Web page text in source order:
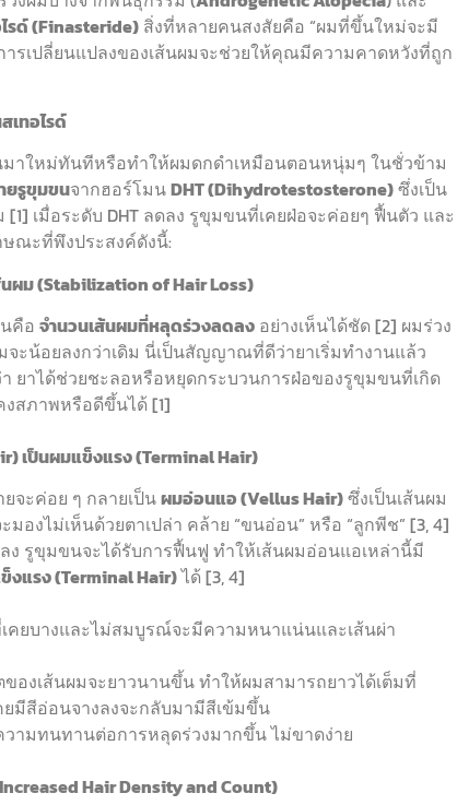
รด์ (Finasteride) สิ่งที่หลายคนสงสัยคือ “ผมที่ขึ้นใหม่จะมี
ารเปลี่ยนแปลงของเส้นผมจะช่วยให้คุณมีความคาดหวังที่ถูก
เทอไรด์
าใหม่ทันทีหรือทำให้ผมดกดำเหมือนตอนหนุ่มๆ ในชั่วข้าม
ยรูขุมขนจากฮอร์โมนDHT (Dihydrotestosterone)ซึ่งเป็น
เมื่อระดับ DHT ลดลง รูขุมขนที่เคยฝ่อจะค่อยๆ ฟื้นตัว และ
ษณะที่พึงประสงค์ดังนี้:
นผม (Stabilization of Hair Loss)
คือ จำนวนเส้นผมที่หลุดร่วงลดลง อย่างเห็นได้ชัด [2] ผมร่วง
จะน้อยลงกว่าเดิม นี่เป็นสัญญาณที่ดีว่ายาเริ่มทำงานแล้ว
ยาได้ช่วยชะลอหรือหยุดกระบวนการฝ่อของรูขุมขนที่เกิด
สภาพหรือดีขึ้นได้ [1]
เป็นผมแข็งแรง (Terminal Hair)
จะค่อย ๆ กลายเป็นผมอ่อนแอ (Vellus Hair)ซึ่งเป็นเส้นผม
องไม่เห็นด้วยตาเปล่า คล้าย “ขนอ่อน” หรือ “ลูกพีช” [3, 4]
ลง รูขุมขนจะได้รับการฟื้นฟู ทำให้เส้นผมอ่อนแอเหล่านี้มี
งแรง (Terminal Hair)ได้ [3, 4]
คยบางและไม่สมบูรณ์จะมีความหนาแน่นและเส้นผ่า
ของเส้นผมจะยาวนานขึ้น ทำให้ผมสามารถยาวได้เต็มที่
ยมีสีอ่อนจางลงจะกลับมามีสีเข้มขึ้น
ามทนทานต่อการหลุดร่วงมากขึ้น ไม่ขาดง่าย
Hair Density and Count)